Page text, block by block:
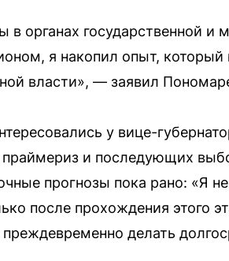
в органах государственной
я накопил опыт,
власти», — заявил
у вице-
праймериз и последующих
прогнозы пока рано: «Я
после прохождения этого
делать